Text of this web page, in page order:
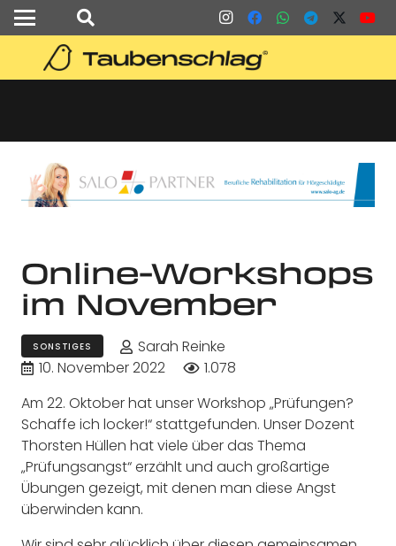
Online-Workshops
im November
SONSTIGES
Sarah Reinke
10. November 2022
1.078
Am 22. Oktober hat unser Workshop „Prüfungen?
Schaffe ich locker!“ stattgefunden. Unser Dozent
Thorsten Hüllen hat viele über das Thema
„Prüfungsangst“ erzählt und auch großartige
Übungen gezeigt, mit denen man diese Angst
überwinden kann.